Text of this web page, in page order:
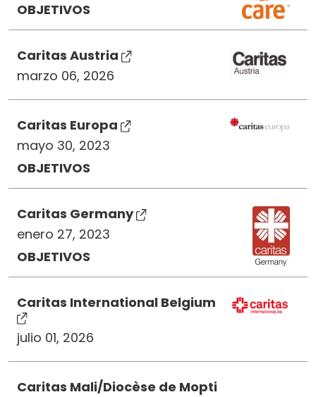
OBJETIVOS
Caritas Austria
marzo 06, 2026
Caritas Europa
mayo 30, 2023
OBJETIVOS
Caritas Germany
enero 27, 2023
OBJETIVOS
Caritas International Belgium
julio 01, 2026
Caritas Mali/Diocèse de Mopti